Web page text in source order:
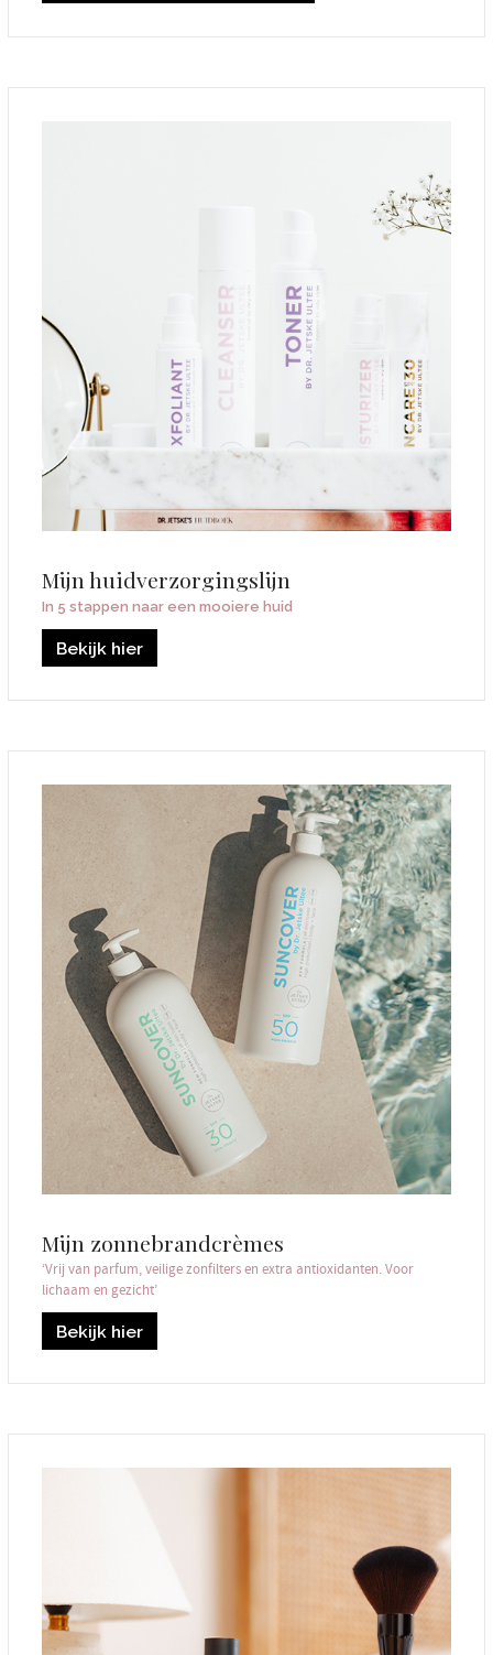
Mijn huidverzorgingslijn
In 5 stappen naar een mooiere huid
Bekijk hier
Mijn zonnebrandcrèmes
‘Vrij van parfum, veilige zonfilters en extra antioxidanten. Voor
lichaam en gezicht’
Bekijk hier